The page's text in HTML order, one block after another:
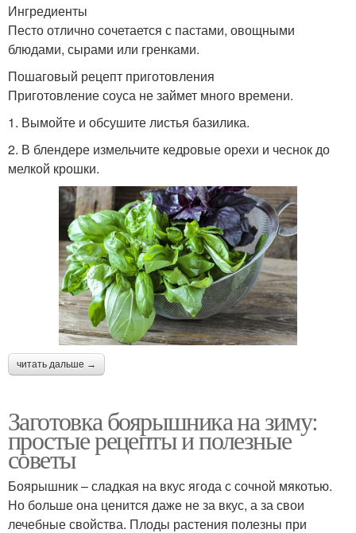
Ингредиенты
Песто отлично сочетается с пастами, овощными
блюдами, сырами или гренками.
Пошаговый рецепт приготовления
Приготовление соуса не займет много времени.
1. Вымойте и обсушите листья базилика.
2. В блендере измельчите кедровые орехи и чеснок до
мелкой крошки.
читать дальше →
Заготовка боярышника на зиму:
простые рецепты и полезные
советы
Боярышник – сладкая на вкус ягода с сочной мякотью.
Но больше она ценится даже не за вкус, а за свои
лечебные свойства. Плоды растения полезны при